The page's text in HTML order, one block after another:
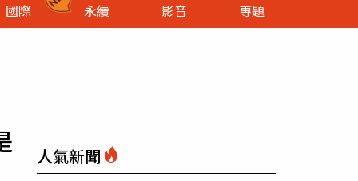
國際 永續 影音
專題
人氣新聞